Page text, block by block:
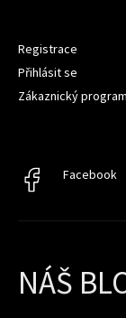
Registrace
Přihlásit se
Zákaznický program
Facebook
NÁŠ